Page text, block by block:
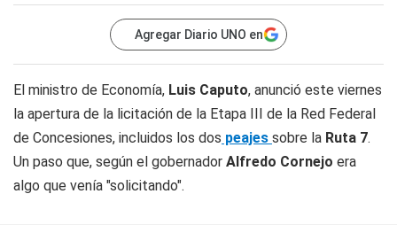
Agregar Diario UNO en
El ministro de Economía, Luis Caputo, anunció este viernes
la apertura de la licitación de la Etapa III de la Red Federal
de Concesiones, incluidos los dos peajes sobre la Ruta 7.
Un paso que, según el gobernador Alfredo Cornejo era
algo que venía "solicitando".